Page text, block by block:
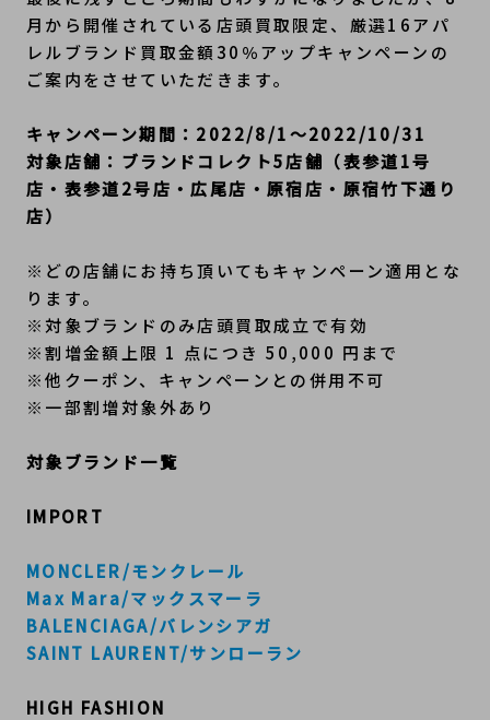
月から開催されている店頭買取限定、厳選16アパ
レルブランド買取金額30％アップキャンペーンの
ご案内をさせていただきます。
キャンペーン期間：2022/8/1～2022/10/31
対象店舗：ブランドコレクト5店舗（表参道1号
店・表参道2号店・広尾店・原宿店・原宿竹下通り
店）
※どの店舗にお持ち頂いてもキャンペーン適用とな
ります。
※対象ブランドのみ店頭買取成立で有効
※割増金額上限 1 点につき 50,000 円まで
※他クーポン、キャンペーンとの併用不可
※一部割増対象外あり
対象ブランド一覧
IMPORT
MONCLER/モンクレール
Max Mara/マックスマーラ
BALENCIAGA/バレンシアガ
SAINT LAURENT/サンローラン
HIGH FASHION